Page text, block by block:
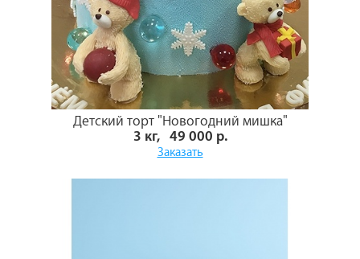
Детский торт "Новогодний мишка"
3 кг, 49 000 р.
Заказать